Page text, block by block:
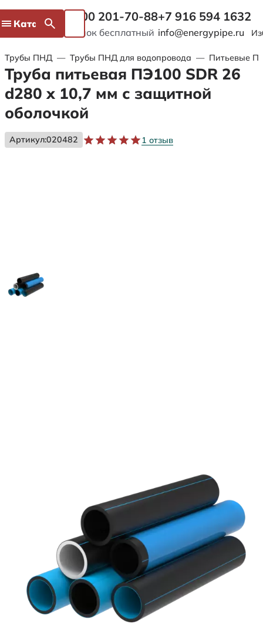
Каталог 8 800 201-70-88
Звонок бесплатный
+7 916 594 1632
info@energypipe.ru
Трубы ПНД — Трубы ПНД для водопровода — Питьевые
Труба питьевая ПЭ100 SDR 26
d280 х 10,7 мм с защитной
оболочкой
Артикул:020482 1 отзыв